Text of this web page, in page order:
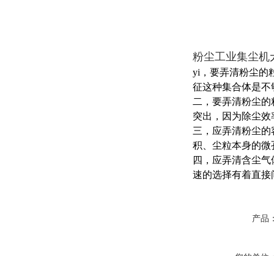
粉尘工业集尘机
yi，要弄清粉尘的
征这种集合体是不
二，要弄清粉尘
突出，因为除尘
三，应弄清粉尘
积、尘粒本身的
四，应弄清含尘
速的选择有着直接
产品